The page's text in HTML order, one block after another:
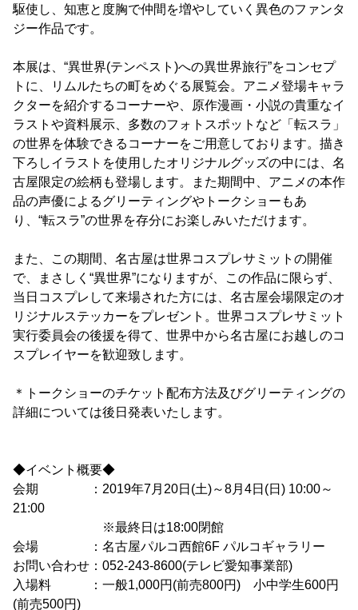
駆使し、知恵と度胸で仲間を増やしていく異色のファンタ
ジー作品です。
本展は、“異世界(テンペスト)への異世界旅行”をコンセプ
トに、リムルたちの町をめぐる展覧会。アニメ登場キャラ
クターを紹介するコーナーや、原作漫画・小説の貴重なイ
ラストや資料展示、多数のフォトスポットなど「転スラ」
の世界を体験できるコーナーをご用意しております。描き
下ろしイラストを使用したオリジナルグッズの中には、名
古屋限定の絵柄も登場します。また期間中、アニメの本作
品の声優によるグリーティングやトークショーもあ
り、“転スラ”の世界を存分にお楽しみいただけます。
また、この期間、名古屋は世界コスプレサミットの開催
で、まさしく“異世界”になりますが、この作品に限らず、
当日コスプレして来場された方には、名古屋会場限定のオ
リジナルステッカーをプレゼント。世界コスプレサミット
実行委員会の後援を得て、世界中から名古屋にお越しのコ
スプレイヤーを歓迎致します。
＊トークショーのチケット配布方法及びグリーティングの
詳細については後日発表いたします。
◆イベント概要◆
会期 ：2019年7月20日(土)～8月4日(日) 10:00～
21:00
※最終日は18:00閉館
会場 ：名古屋パルコ西館6F パルコギャラリー
お問い合わせ：052-243-8600(テレビ愛知事業部)
入場料 ：一般1,000円(前売800円) 小中学生600円
(前売500円)